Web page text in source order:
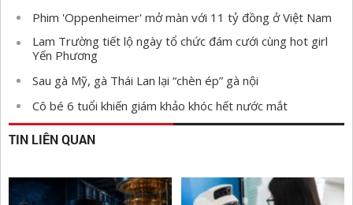
Phim 'Oppenheimer' mở màn với 11 tỷ đồng ở Việt Nam
Lam Trường tiết lộ ngày tổ chức đám cưới cùng hot girl
Yến Phương
Sau gà Mỹ, gà Thái Lan lại “chèn ép” gà nội
Cô bé 6 tuổi khiến giám khảo khóc hết nước mắt
TIN LIÊN QUAN